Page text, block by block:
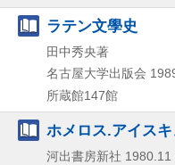
ラテン文學史
田中秀央著
名古屋大学出版会
所蔵館147館
ホメロス.アイス
河出書房新社 1980.11